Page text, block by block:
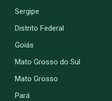
Sergipe
Distrito Federal
Goiás
Mato Grosso do Sul
Mato Grosso
Pará